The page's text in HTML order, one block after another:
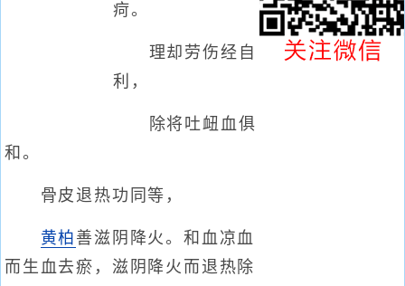
疴。
理却劳伤经自
利，
除将吐衄血俱
和。
骨皮退热功同等，
黄柏 善滋阴降火。和血凉血
而生血去瘀，滋阴降火而退热除